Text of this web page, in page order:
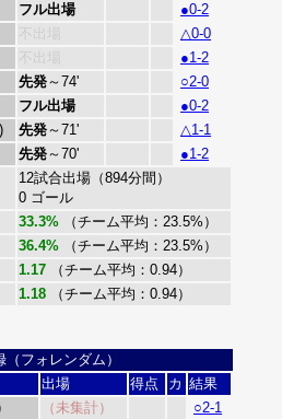
フル出場
●0-2
不出場
△0-0
不出場
●1-2
先発～74'
○2-0
フル出場
●0-2
先発～71'
△1-1
先発～70' ●1-2
12試合出場（894分間）
0 ゴール
33.3% （チーム平均：23.5%）
36.4% （チーム平均：23.5%）
1.17 （チーム平均：0.94）
1.18 （チーム平均：0.94）
フォレンダム）
出場 得点 カ 結果
（未集計）
○2-1